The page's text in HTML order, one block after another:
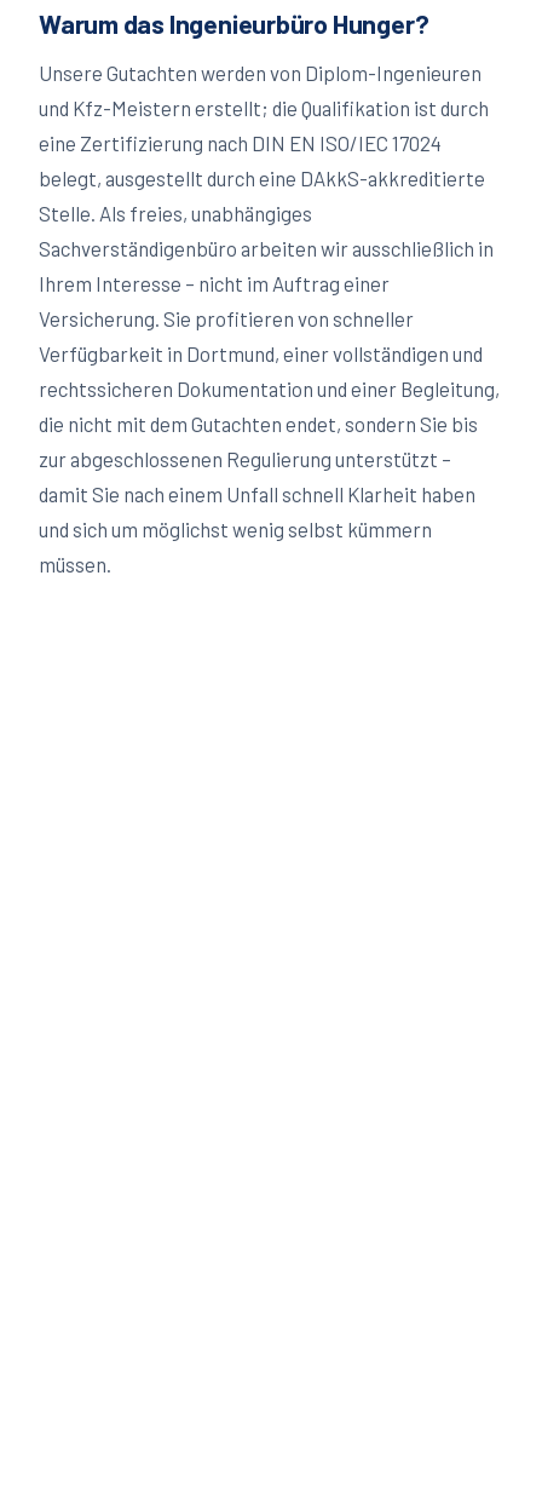
Warum das Ingenieurbüro Hunger?
Unsere Gutachten werden von Diplom-Ingenieuren
und Kfz-Meistern erstellt; die Qualifikation ist durch
eine Zertifizierung nach DIN EN ISO/IEC 17024
belegt, ausgestellt durch eine DAkkS-akkreditierte
Stelle. Als freies, unabhängiges
Sachverständigenbüro arbeiten wir ausschließlich in
Ihrem Interesse – nicht im Auftrag einer
Versicherung. Sie profitieren von schneller
Verfügbarkeit in Dortmund, einer vollständigen und
rechtssicheren Dokumentation und einer Begleitung,
die nicht mit dem Gutachten endet, sondern Sie bis
zur abgeschlossenen Regulierung unterstützt –
damit Sie nach einem Unfall schnell Klarheit haben
und sich um möglichst wenig selbst kümmern
müssen.